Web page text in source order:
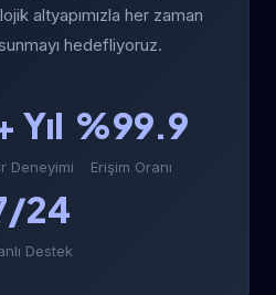
altyapımızla her zaman
hedefliyoruz.
Yıl
Deneyimi
%99.9
Erişim Oranı
24
Destek